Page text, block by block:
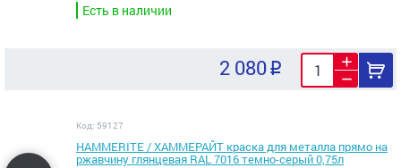
Есть в наличии
2 080
Код: 59127
HAMMERITE / ХАММЕРАЙТ краска для металла прямо на
ржавчину глянцевая RAL 7016 темно-серый 0,75л